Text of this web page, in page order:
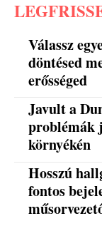
Válassz
döntésed
erősséged
Javult a
problémák
környékén
Hosszú
fontos